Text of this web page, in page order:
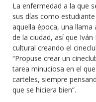
La enfermedad a la que
sus días como
aquella época, una
de la ciudad, así que
cultural creando el
“Propuse crear un
tarea minuciosa en el
carteles, siempre
que se hiciera bien”.